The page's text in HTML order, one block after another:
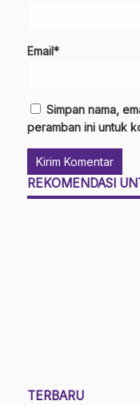
Email*
Simpan nama,
peramban ini untuk
REKOMENDASI
TERBARU